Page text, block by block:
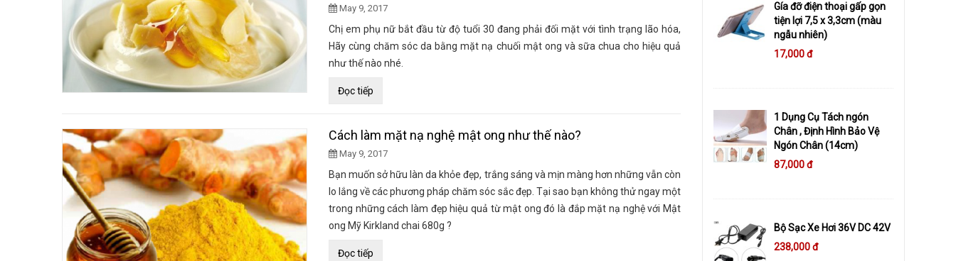
May 9, 2017
Chị em phụ nữ bắt đầu từ độ tuổi 30 đang phải đối mặt với tình trạng lão hóa,
Hãy cùng chăm sóc da bằng mặt nạ chuối mật ong và sữa chua cho hiệu quả
như thế nào nhé.
Đọc tiếp
Cách làm mặt nạ nghệ mật ong như thế nào?
May 9, 2017
Bạn muốn sở hữu làn da khỏe đẹp, trắng sáng và mịn màng hơn những vẫn còn
lo lắng về các phương pháp chăm sóc sắc đẹp. Tại sao bạn không thử ngay một
trong những cách làm đẹp hiệu quả từ mật ong đó là đắp mặt nạ nghệ với Mật
ong Mỹ Kirkland chai 680g ?
Đọc tiếp
Gía đỡ điện thoại gấp gọn
tiện lợi 7,5 x 3,3cm (màu
ngẫu nhiên)
17,000 đ
1 Dụng Cụ Tách ngón
Chân , Định Hình Bảo Vệ
Ngón Chân (14cm)
87,000 đ
Bộ Sạc Xe Hơi 36V DC 42V
238,000 đ